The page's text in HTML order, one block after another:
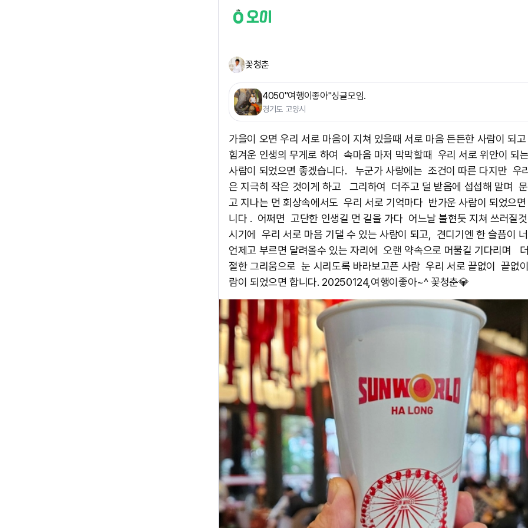
꽃청춘
4050"여행이좋아"싱글모임.
경기도 고양시
가을이 오면 우리 ​서로 마음이 지쳐 있을때 서로 마음 든든한 사람이 되
힘겨운 인생의 무게로 하여 속마음 마저 막막할때 우리 서로 위안이 되
사람이 되었으면 좋겠습니다. 누군가 사랑에는 조건이 따른 다지만 우
은 지극히 작은 것이게 하고 그리하여 더주고 덜 받음에 섭섭해 말며
고 지나는 먼 회상속에서도 우리 서로 기억마다 반가운 사람이 되었으
니다 . 어쩌면 고단한 인생길 먼 길을 가다 어느날 불현듯 지쳐 쓰러질
시기에 우리 서로 마음 기댈 수 있는 사람이 되고, 견디기엔 한 슬픔이
언제고 부르면 달려올수 있는 자리에 오랜 약속으로 머물길 기다리며
절한 그리움으로 눈 시리도록 바라보고픈 사람 우리 서로 끝없이 끝없
람이 되었으면 합니다. 20250124,여행이좋아~^ 꽃청춘💎